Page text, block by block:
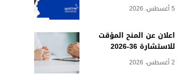
5 أغسطس، 2026
اعلان عن المنح المؤقت
للاستشارة 36-2026
2 أغسطس، 2026